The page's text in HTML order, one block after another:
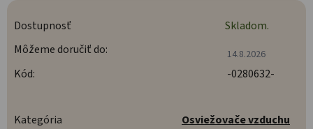
Dostupnosť
Skladom.
Môžeme doručiť do:
14.8.2026
Kód: -0280632-
Kategória
Osviežovače vzduchu